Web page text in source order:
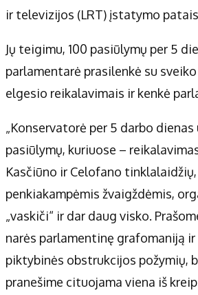
ir televizijos (LRT) įstatymo
Jų teigimu, 100 pasiūlymų per 5
parlamentarė prasilenkė su
elgesio reikalavimais ir kenkė
„Konservatorė per 5 darbo
pasiūlymų, kuriuose –
Kasčiūno ir Celofano
penkiakampėmis žvaigždėmis,
„vaskiči“ ir dar daug visko.
narės parlamentinę grafomaniją
piktybinės obstrukcijos požymių,
pranešime cituojama viena iš